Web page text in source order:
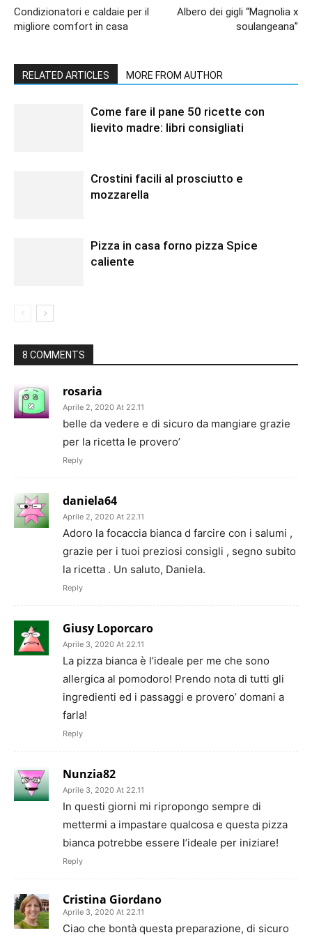
Condizionatori e caldaie per il
migliore comfort in casa
Albero dei gigli “Magnolia x
soulangeana”
RELATED ARTICLES MORE FROM AUTHOR
Come fare il pane 50 ricette con
lievito madre: libri consigliati
Crostini facili al prosciutto e
mozzarella
Pizza in casa forno pizza Spice
caliente
8 COMMENTS
rosaria
Aprile 2, 2020 At 22.11
belle da vedere e di sicuro da mangiare grazie
per la ricetta le provero’
Reply
daniela64
Aprile 2, 2020 At 22.11
Adoro la focaccia bianca d farcire con i salumi ,
grazie per i tuoi preziosi consigli , segno subito
la ricetta . Un saluto, Daniela.
Reply
Giusy Loporcaro
Aprile 3, 2020 At 22.11
La pizza bianca è l’ideale per me che sono
allergica al pomodoro! Prendo nota di tutti gli
ingredienti ed i passaggi e provero’ domani a
farla!
Reply
Nunzia82
Aprile 3, 2020 At 22.11
In questi giorni mi ripropongo sempre di
mettermi a impastare qualcosa e questa pizza
bianca potrebbe essere l’ideale per iniziare!
Reply
Cristina Giordano
Aprile 3, 2020 At 22.11
Ciao che bontà questa preparazione, di sicuro